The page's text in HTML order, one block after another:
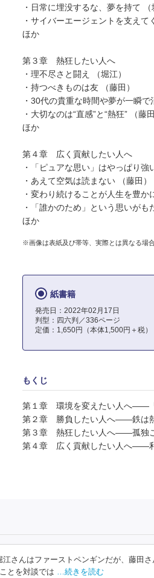
・日常に埋没するな、夢を持て （
・サイバーエージェントを支えて
ほか
第３章 熱狂したい人へ
・理不尽さと闘え （堀江）
・持つべきものは友 （藤田）
・30代の貴重な時間や夢が一瞬で
・大切なのは“直感”と“熱狂” （藤田
ほか
第４章 広く貢献したい人へ
・「ピュアな思い」はやっぱり強
・あえて空気は読まない （藤田）
・変わり続けることが人生を豊か
・「誰かのため」という思いがも
ほか
※画像は表紙及び帯等、実際とは異なる場合
紙書籍
発売日：2022年02月17日
判型：四六判／336ページ
定価：1,650円（本体1,500円＋税）
もくじ
第１章 環境を変えたい人へ――
第２章 勝負したい人へ――鉄は
第３章 熱狂したい人へ――孤独
第４章 広く貢献したい人へ――
さんはファーストペンギンだが、藤田
とを対談では
…続きを読む